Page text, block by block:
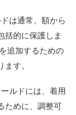
は通常、額から
括的に保護しま
追加するための
す。
ルドには、着用
ために、調整可